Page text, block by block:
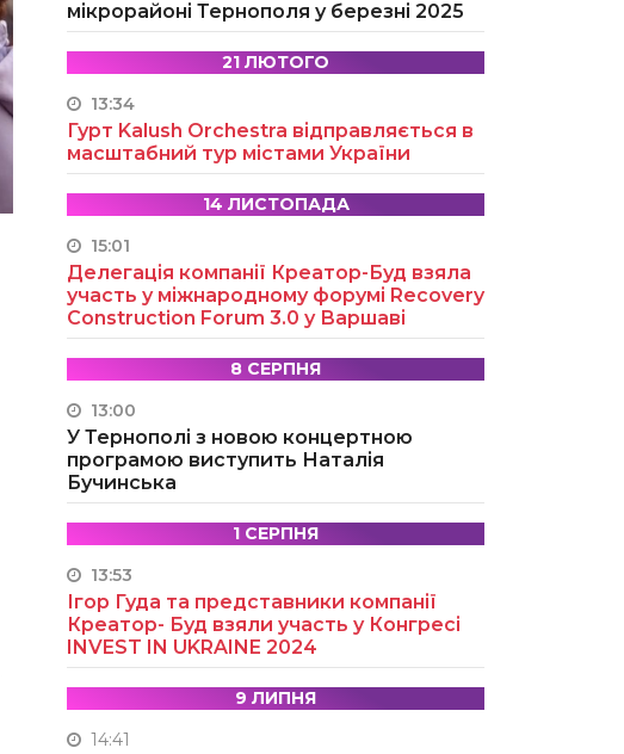
мікрорайоні Тернополя у березні 2025
21 ЛЮТОГО
13:34
Гурт Kalush Orchestra відправляється в
масштабний тур містами України
14 ЛИСТОПАДА
15:01
Делегація компанії Креатор-Буд взяла
участь у міжнародному форумі Recovery
Construction Forum 3.0 у Варшаві
8 СЕРПНЯ
13:00
У Тернополі з новою концертною
програмою виступить Наталія
Бучинська
1 СЕРПНЯ
13:53
Ігор Гуда та представники компанії
Креатор- Буд взяли участь у Конгресі
INVEST IN UKRAINE 2024
9 ЛИПНЯ
14:41